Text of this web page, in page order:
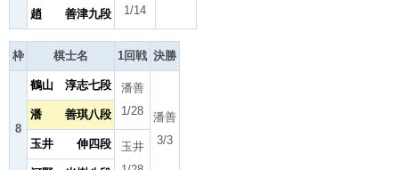
1/14
趙 善津九段
枠 棋士名 1回戦 決勝
8
鶴山 淳志七段
潘善
1/28
潘善
3/3
潘 善琪八段
玉井 伸四段
玉井